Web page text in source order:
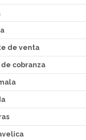
de venta
de cobranza